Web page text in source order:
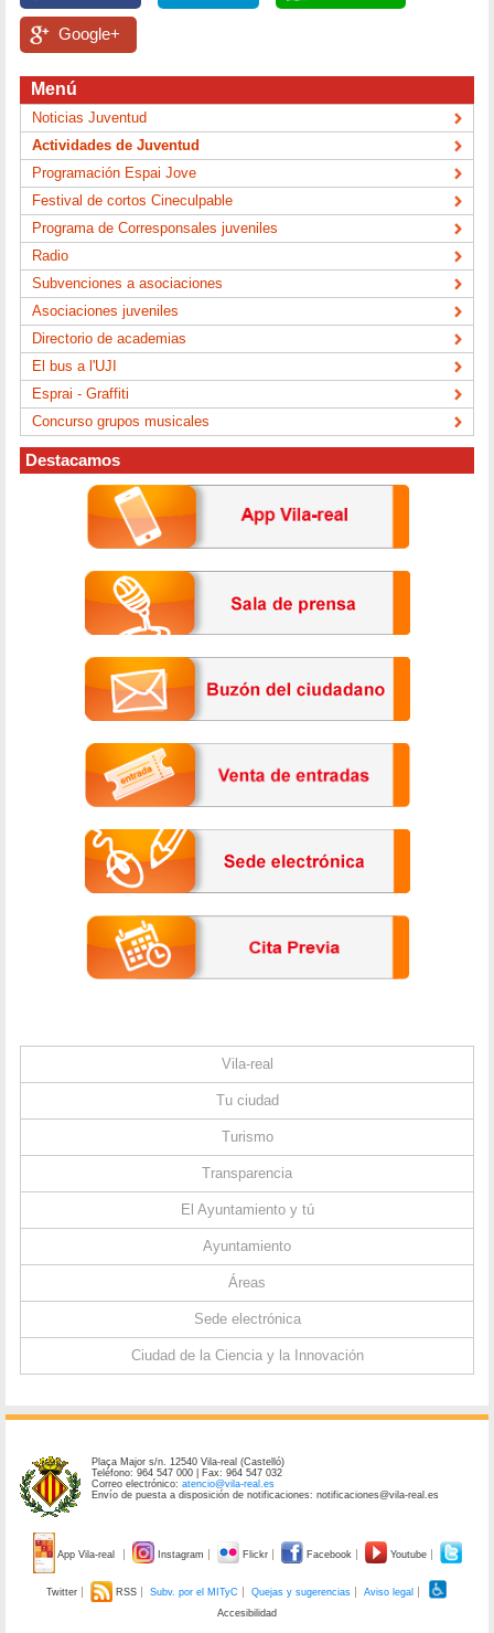
Google+
Menú
Noticias Juventud
Actividades de Juventud
Programación Espai Jove
Festival de cortos Cineculpable
Programa de Corresponsales juveniles
Radio
Subvenciones a asociaciones
Asociaciones juveniles
Directorio de academias
El bus a l'UJI
Esprai - Graffiti
Concurso grupos musicales
Destacamos
Vila-real
Tu ciudad
Turismo
Transparencia
El Ayuntamiento y tú
Ayuntamiento
Áreas
Sede electrónica
Ciudad de la Ciencia y la Innovación
Plaça Major s/n. 12540 Vila-real (Castelló)
Teléfono: 964 547 000 | Fax: 964 547 032
Correo electrónico:atencio@vila-real.es
Envío de puesta a disposición de notificaciones: notificaciones@vila-real.es
App Vila-real Instagram Flickr Facebook Youtube
Twitter RSS Subv. por el MITyC Quejas y sugerencias
Aviso legal
Accesibilidad